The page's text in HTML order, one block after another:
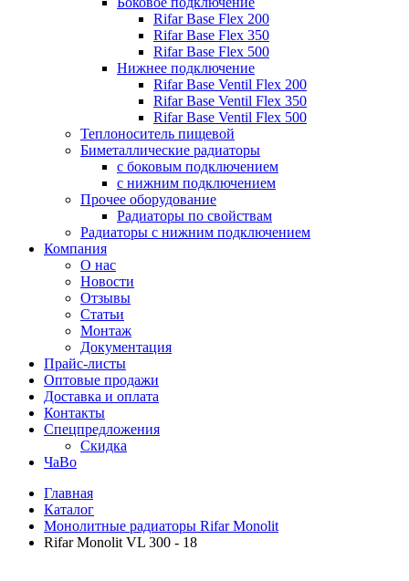
Rifar Base Flex 200
Rifar Base Flex 350
Rifar Base Flex 500
Нижнее подключение
Rifar Base Ventil Flex 200
Rifar Base Ventil Flex 350
Rifar Base Ventil Flex 500
Теплоноситель пищевой
Биметаллические радиаторы
с боковым подключением
с нижним подключением
Прочее оборудование
Радиаторы по свойствам
Радиаторы с нижним подключением
Компания
О нас
Новости
Отзывы
Статьи
Монтаж
Документация
Прайс-листы
Оптовые продажи
Доставка и оплата
Контакты
Спецпредложения
Скидка
ЧаВо
Главная
Каталог
Монолитные радиаторы Rifar Monolit
Rifar Monolit VL 300 - 18